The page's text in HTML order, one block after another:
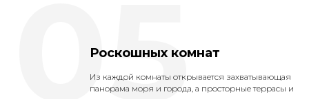
Роскошных комнат
Из каждой комнаты открывается захватывающая
панорама моря и города, а просторные террасы и